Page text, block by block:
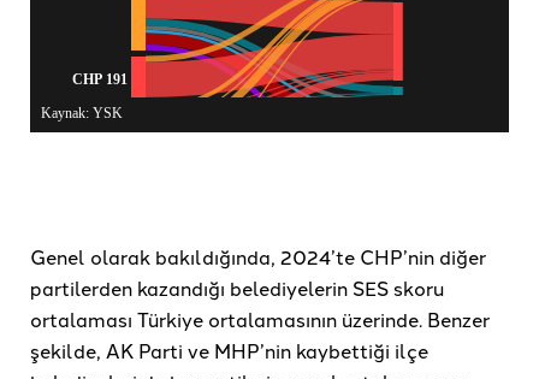
Genel olarak bakıldığında, 2024’te CHP’nin diğer
partilerden kazandığı belediyelerin SES skoru
ortalaması Türkiye ortalamasının üzerinde. Benzer
şekilde, AK Parti ve MHP’nin kaybettiği ilçe